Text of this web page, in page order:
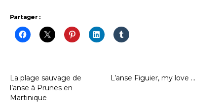
Partager :
La plage sauvage de
l’anse à Prunes en
Martinique
L’anse Figuier, my love …